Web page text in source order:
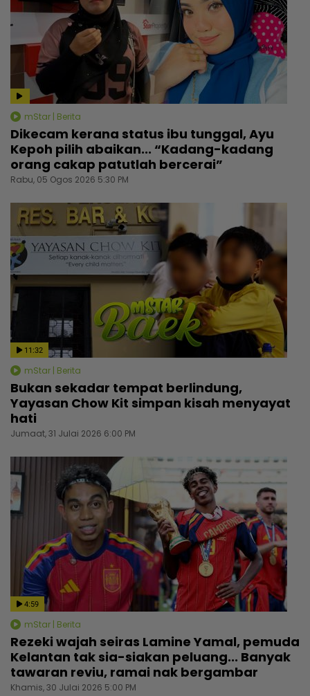
mStar | Berita
Dikecam kerana status ibu tunggal, Ayu
Kepoh pilih abaikan... “Kadang-kadang
orang cakap patutlah bercerai”
Rabu, 05 Ogos 2026 5:30 PM
11:32
mStar | Berita
Bukan sekadar tempat berlindung,
Yayasan Chow Kit simpan kisah menyayat
hati
Jumaat, 31 Julai 2026 6:00 PM
4:59
mStar | Berita
Rezeki wajah seiras Lamine Yamal, pemuda
Kelantan tak sia-siakan peluang... Banyak
tawaran reviu, ramai nak bergambar
Khamis, 30 Julai 2026 5:00 PM